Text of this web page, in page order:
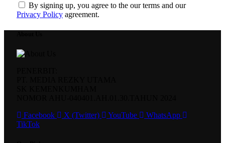
By signing up, you agree to the our terms and our
Privacy Policy agreement.
Facebook
X (Twitter) YouTube
WhatsApp
TikTok